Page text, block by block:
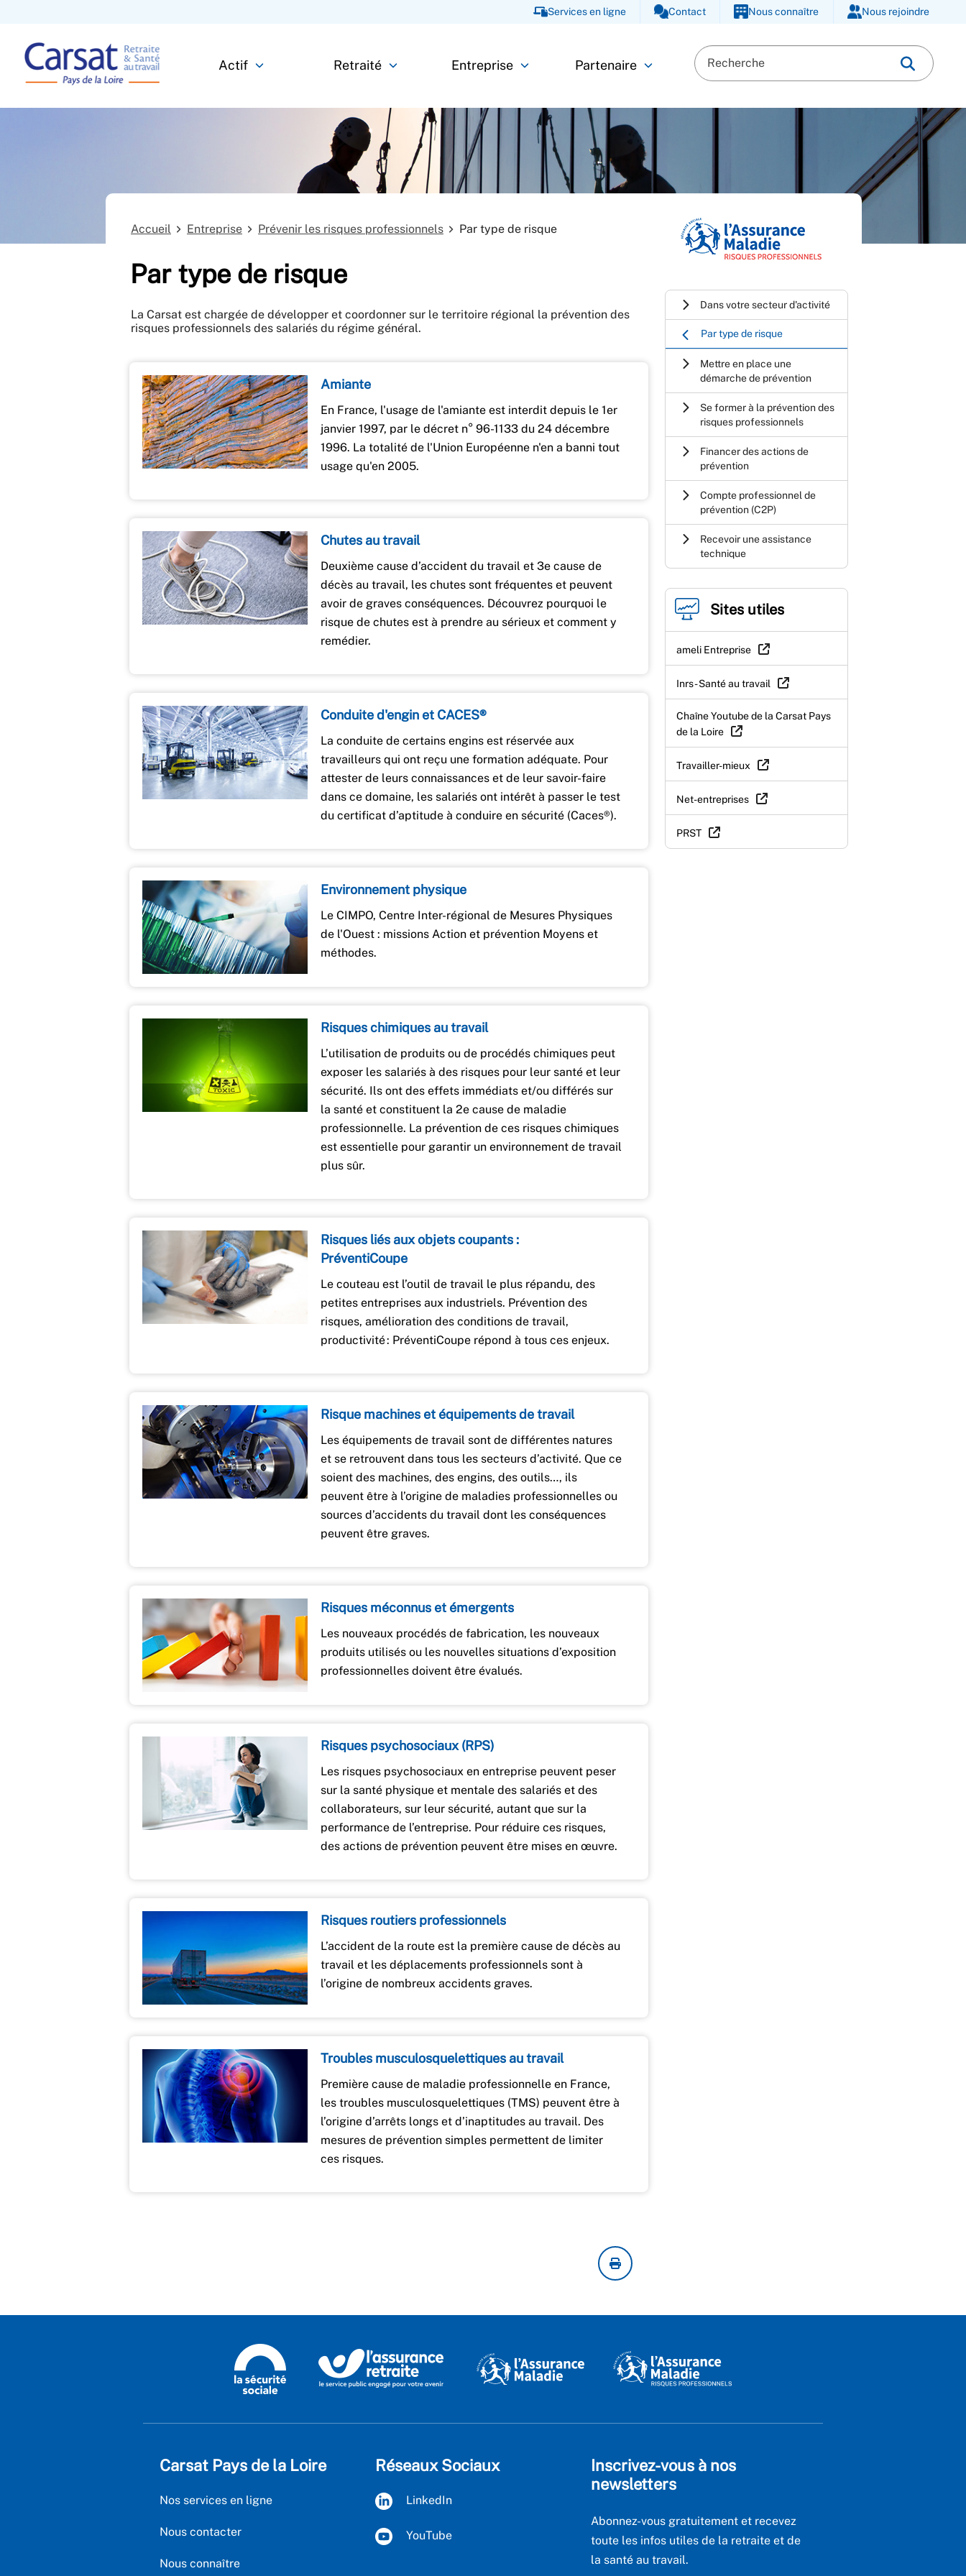
Services en ligne Contact Nous connaître Nous rejoindre
Actif Retraité Entreprise Partenaire
Accueil Entreprise Prévenir les risques professionnels Par type de risque
Par type de risque
La Carsat est chargée de développer et coordonner sur le territoire régional la prévention des
risques professionnels des salariés du régime général.
Amiante
En France, l'usage de l'amiante est interdit depuis le 1er
janvier 1997, par le décret n° 96-1133 du 24 décembre
1996. La totalité de l'Union Européenne n'en a banni tout
usage qu'en 2005.
Chutes au travail
Deuxième cause d’accident du travail et 3e cause de
décès au travail, les chutes sont fréquentes et peuvent
avoir de graves conséquences. Découvrez pourquoi le
risque de chutes est à prendre au sérieux et comment y
remédier.
Conduite d'engin et CACES®
La conduite de certains engins est réservée aux
travailleurs qui ont reçu une formation adéquate. Pour
attester de leurs connaissances et de leur savoir-faire
dans ce domaine, les salariés ont intérêt à passer le test
du certificat d’aptitude à conduire en sécurité (Caces®).
Environnement physique
Le CIMPO, Centre Inter-régional de Mesures Physiques
de l'Ouest : missions Action et prévention Moyens et
méthodes.
Risques chimiques au travail
L’utilisation de produits ou de procédés chimiques peut
exposer les salariés à des risques pour leur santé et leur
sécurité. Ils ont des effets immédiats et/ou différés sur
la santé et constituent la 2e cause de maladie
professionnelle. La prévention de ces risques chimiques
est essentielle pour garantir un environnement de travail
plus sûr.
Risques liés aux objets coupants :
PréventiCoupe
Le couteau est l’outil de travail le plus répandu, des
petites entreprises aux industriels. Prévention des
risques, amélioration des conditions de travail,
productivité : PréventiCoupe répond à tous ces enjeux.
Risque machines et équipements de travail
Les équipements de travail sont de différentes natures
et se retrouvent dans tous les secteurs d’activité. Que ce
soient des machines, des engins, des outils…, ils
peuvent être à l’origine de maladies professionnelles ou
sources d’accidents du travail dont les conséquences
peuvent être graves.
Risques méconnus et émergents
Les nouveaux procédés de fabrication, les nouveaux
produits utilisés ou les nouvelles situations d’exposition
professionnelles doivent être évalués.
Risques psychosociaux (RPS)
Les risques psychosociaux en entreprise peuvent peser
sur la santé physique et mentale des salariés et des
collaborateurs, sur leur sécurité, autant que sur la
performance de l’entreprise. Pour réduire ces risques,
des actions de prévention peuvent être mises en œuvre.
Risques routiers professionnels
L’accident de la route est la première cause de décès au
travail et les déplacements professionnels sont à
l’origine de nombreux accidents graves.
Troubles musculosquelettiques au travail
Première cause de maladie professionnelle en France,
les troubles musculosquelettiques (TMS) peuvent être à
l’origine d’arrêts longs et d’inaptitudes au travail. Des
mesures de prévention simples permettent de limiter
ces risques.
Dans votre secteur d'activité
Par type de risque
Mettre en place une
démarche de prévention
Se former à la prévention des
risques professionnels
Financer des actions de
prévention
Compte professionnel de
prévention (C2P)
Recevoir une assistance
technique
Sites utiles
ameli Entreprise
Inrs - Santé au travail
Chaîne Youtube de la Carsat Pays
de la Loire
Travailler-mieux
Net-entreprises
PRST
Carsat Pays de la Loire
Nos services en ligne
Nous contacter
Nous connaître
Réseaux Sociaux
LinkedIn
YouTube
Inscrivez-vous à nos
newsletters
Abonnez-vous gratuitement et recevez
toute les infos utiles de la retraite et de
la santé au travail.